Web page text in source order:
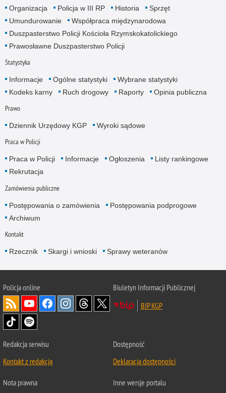
Organizacja
Policja w III RP Historia
Sprzęt
Umundurowanie
Współpraca międzynarodowa
Duszpasterstwo Policji Kościoła Rzymskokatolickiego
Prawosławne Duszpasterstwo Policji
Statystyka
Informacje Ogólne statystyki
Wybrane statystyki
Kodeks karny
Ruch drogowy Raporty Opinia publiczna
Prawo
Dziennik Urzędowy KGP Wyroki sądowe
Praca w Policji
Praca w Policji Informacje Ogłoszenia
Listy rankingowe
Rekrutacja
Zamówienia publiczne
Postępowania o zamówienia
Postępowania podprogowe
Archiwum
Kontakt
Rzecznik Skargi i wnioski Sprawy weteranów
Policjaonline
Biuletyn Informacji Publicznej
BIP KGP
Redakcja serwisu
Kontakt z redakcją
Dostępność
Deklaracja dostępności
Nota prawna
Inne wersje portalu